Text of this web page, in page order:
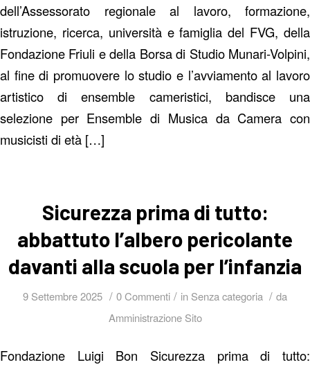
dell’Assessorato regionale al lavoro, formazione,
istruzione, ricerca, università e famiglia del FVG, della
Fondazione Friuli e della Borsa di Studio Munari-Volpini,
al fine di promuovere lo studio e l’avviamento al lavoro
artistico di ensemble cameristici, bandisce una
selezione per Ensemble di Musica da Camera con
musicisti di età […]
Sicurezza prima di tutto:
abbattuto l’albero pericolante
davanti alla scuola per l’infanzia
9 Settembre 2025 / 0 Commenti / in Senza categoria / da
Amministrazione Sito
Fondazione Luigi Bon Sicurezza prima di tutto: